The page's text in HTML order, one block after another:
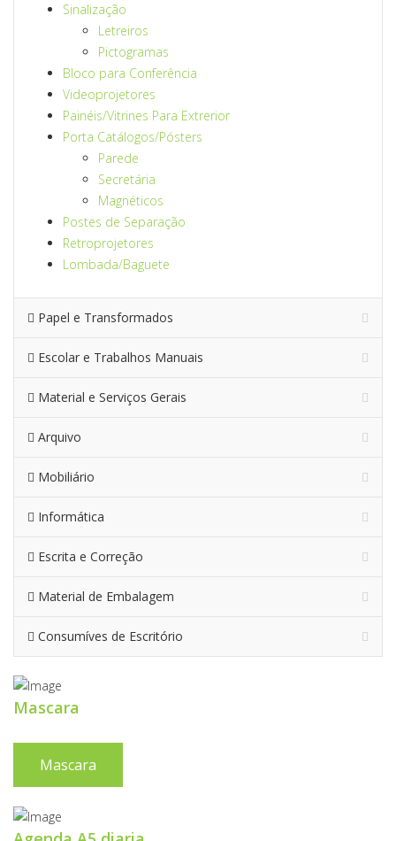
Sinalização
Letreiros
Pictogramas
Bloco para Conferência
Videoprojetores
Painéis/Vitrines Para Extrerior
Porta Catálogos/Pósters
Parede
Secretária
Magnéticos
Postes de Separação
Retroprojetores
Lombada/Baguete
Papel e Transformados
Escolar e Trabalhos Manuais
Material e Serviços Gerais
Arquivo
Mobiliário
Informática
Escrita e Correção
Material de Embalagem
Consumíves de Escritório
Mascara
Mascara